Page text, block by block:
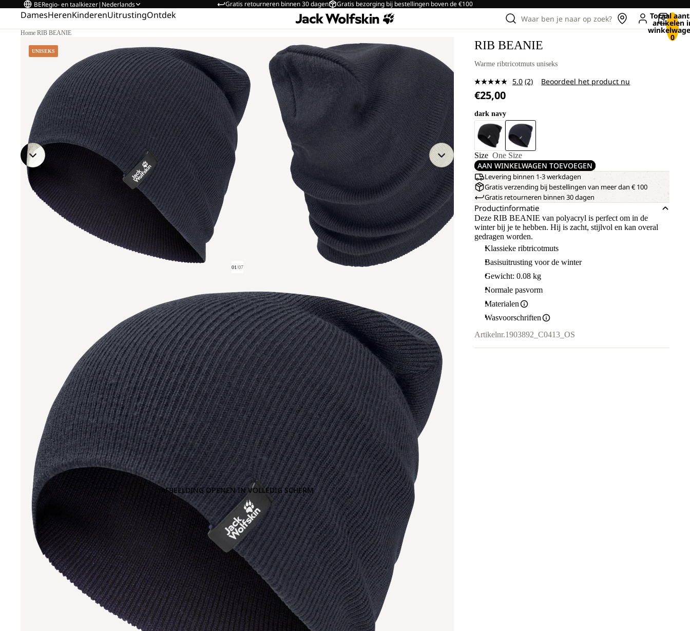
Gratis retourneren binnen 30 dagen Gratis bezorging bij bestellingen boven de €100
BERegio- en taalkiezer| Nederlands
DamesHerenKinderenUitrustingOntdek Waar ben je naar op zoek? Totaal
artikelen
0
Home/RIB BEANIE
UNISEKS
01/07
AFBEELDING OPENEN IN VOLLEDIG SCHERM
RIB BEANIE
Warme ribtricotmuts uniseks
5.0 Lees
paginalink.
(2) Beoordeel het product nu
€25,00
dark navy
Size One Size
AAN WINKELWAGEN TOEVOEGEN
Levering binnen 1-3 werkdagen
Gratis verzending bij bestellingen van meer dan € 100
Gratis retourneren binnen 30 dagen
Productinformatie
Deze RIB BEANIE van polyacryl is perfect om in de
winter bij je te hebben. Hij is zacht, stijlvol en kan overal
gedragen worden.
Klassieke ribtricotmuts
Basisuitrusting voor de winter
Gewicht: 0.08 kg
Normale pasvorm
Materialen
Wasvoorschriften
Artikelnr.1903892_C0413_OS